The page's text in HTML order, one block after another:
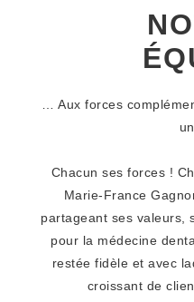
… Aux forces
Chacun ses forces !
Marie-France
partageant ses valeurs,
pour la médecine
restée fidèle et avec
croissant de